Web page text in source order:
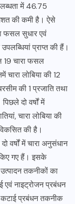
में 46.75
की कमी है। ऐसे
फसल सुधार एवं
प्राप्त की हैं।
19 चारा फसल
चारा लोबिया की 12
की 1 प्रजाति तथा
दो वर्षों में
चारा लोबिया की
की है।
वर्षों में चारा अनुसंधान
गए हैं। इसके
तकनीकों का
एवं नाइट्रोजन प्रबंधन
कटाई प्रबंधन तकनीक